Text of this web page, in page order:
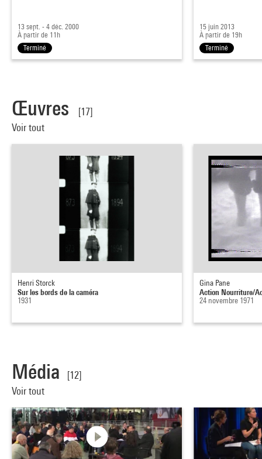
13 sept. - 4 déc. 2000
À partir de 11h
Terminé
15 juin 2013
À partir de 19h
Terminé
Œuvres
[17]
Voir tout
Henri Storck
Sur les bords de la caméra
1931
Gina Pane
Action Nourriture/
24 novembre 1971
Média
[12]
Voir tout